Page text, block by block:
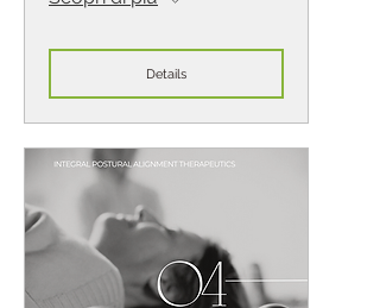
Details